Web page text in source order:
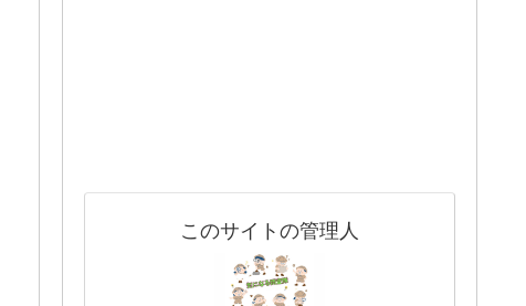
このサイトの管理人